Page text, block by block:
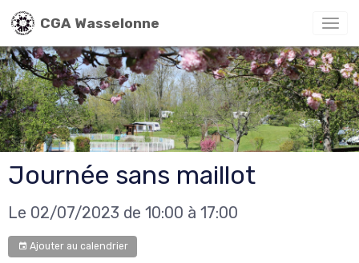
CGA Wasselonne
Journée sans maillot
Le 02/07/2023 de 10:00 à 17:00
Ajouter au calendrier